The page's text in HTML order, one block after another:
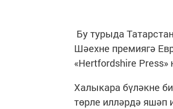
Бу турыда
Шәехне премиягә
«Hertfordshire
Халыкара бүләкне
төрле илләрдә яшәп